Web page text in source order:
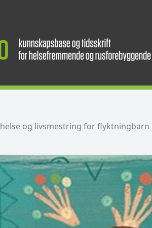
og livsmestring for flyktningbarn